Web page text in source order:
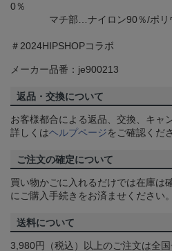
0％
マチ部…ナイロン90％/ポリウ
＃2024HIPSHOPコラボ
メーカー品番：je900213
返品・交換について
お客様都合による返品、交換、キャ
詳しくはヘルプページをご確認くだ
ご注文の確定について
買い物かごに入れるだけでは在庫は
にご購入手続きをお済ませください。
送料について
3,980円（税込）以上のご注文は全